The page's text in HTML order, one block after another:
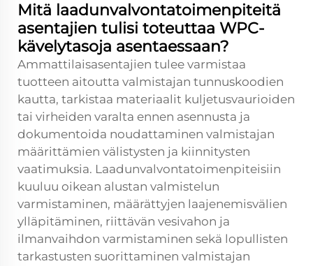
Mitä laadunvalvontatoimenpiteitä
asentajien tulisi toteuttaa WPC-
kävelytasoja asentaessaan?
Ammattilaisasentajien tulee varmistaa
tuotteen aitoutta valmistajan tunnuskoodien
kautta, tarkistaa materiaalit kuljetusvaurioiden
tai virheiden varalta ennen asennusta ja
dokumentoida noudattaminen valmistajan
määrittämien välistysten ja kiinnitysten
vaatimuksia. Laadunvalvontatoimenpiteisiin
kuuluu oikean alustan valmistelun
varmistaminen, määrättyjen laajenemisvälien
ylläpitäminen, riittävän vesivahon ja
ilmanvaihdon varmistaminen sekä lopullisten
tarkastusten suorittaminen valmistajan